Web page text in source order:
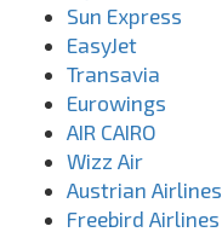
Sun Express
EasyJet
Transavia
Eurowings
AIR CAIRO
Wizz Air
Austrian Airlines
Freebird Airlines